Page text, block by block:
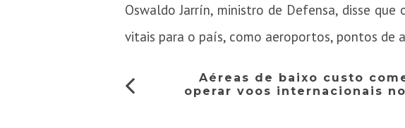
Oswaldo Jarrín, ministro de Defensa, disse
vitais para o país, como aeroportos, pontos de
Aéreas de baixo custo
operar voos internacionais no